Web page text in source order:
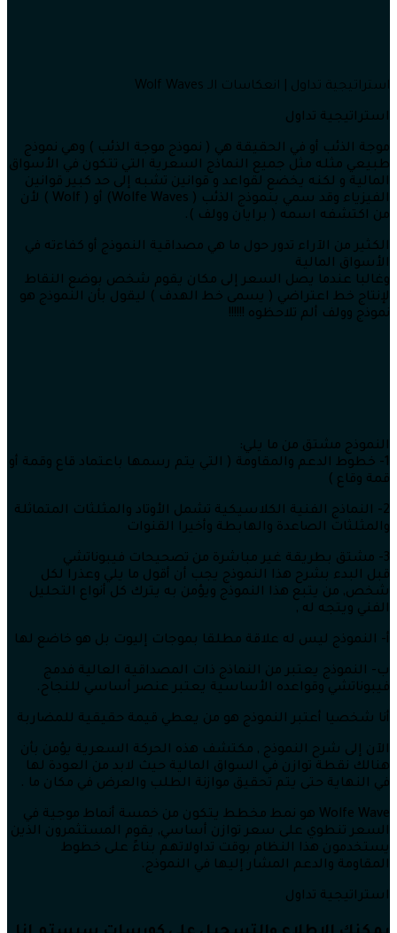
استراتيجية تداول | انعكاسات الـ Wolf Waves
استراتيجية تداول
موجة الذئب أو في الحقيقة هي ( نموذج موجة الذئب ) وهي نموذج
طبيعي مثله مثل جميع النماذج السعرية التي تتكون في الأسواق
المالية و لكنه يخضع لقواعد و قوانين تشبه إلى حد كبير قوانين
الفيزياء وقد سمي بنموذج الذئب ( Wolfe Waves) أو ( Wolf ) لأن
من اكتشفه اسمه ( برايان وولف ).
الكثير من الآراء تدور حول ما هي مصداقية النموذج أو كفاءته في
الأسواق المالية
وغالبا عندما يصل السعر إلى مكان يقوم شخص بوضع النقاط
لإنتاج خط اعتراضي ( يسمى خط الهدف ) ليقول بأن النموذج هو
نموذج وولف ألم تلاحظوه !!!!!!
النموذج مشتق من ما يلي:
1- خطوط الدعم والمقاومة ( التي يتم رسمها باعتماد قاع وقمة أو
قمة وقاع )
2- النماذج الفنية الكلاسيكية تشمل الأوتاد والمثلثات المتماثلة
والمثلثات الصاعدة والهابطة وأخيرا القنوات
3- مشتق بطريقة غير مباشرة من تصحيحات فيبوناتشي
قبل البدء بشرح هذا النموذج يجب أن أقول ما يلي وعذرا لكل
شخص, من يتبع هذا النموذج ويؤمن به يترك كل أنواع التحليل
الفني ويتجه له ,
أ- النموذج ليس له علاقة مطلقا بموجات إليوت بل هو خاضع لها
ب- النموذج يعتبر من النماذج ذات المصداقية العالية فدمج
فيبوناتشي وقواعده الأساسية يعتبر عنصر أساسي للنجاح.
أنا شخصيا أعتبر النموذج هو من يعطي قيمة حقيقية للمضاربة
الآن إلى شرح النموذج , مكتشف هذه الحركة السعرية يؤمن بأن
هنالك نقطة توازن في السواق المالية حيث لابد من العودة لها
في النهاية حتى يتم تحقيق موازنة الطلب والعرض في مكان ما .
Wolfe Wave هو نمط مخطط يتكون من خمسة أنماط موجية في
السعر تنطوي على سعر توازن أساسي, يقوم المستثمرون الذين
يستخدمون هذا النظام بوقت تداولاتهم بناءً على خطوط
المقاومة والدعم المشار إليها في النموذج.
استراتيجية تداول